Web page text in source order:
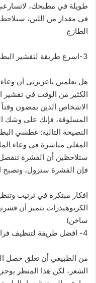
طويلة في مطبخك،
في مقدار من اللبن،
الطازج
3-اسرع طريقة لتقشير البطاطا المسلوقة
هل تعلمين ياعزيزتي أن
الكثير من الوقت في تقشير
الاشخاص الذين يمضون
المسلوقة، فإنك على وشك
النصيحة التالية: غطسي
المغلي مباشرة في وعاء
ستلاحظين أن القشرة
فإن القشرة ستزول، وتصبح
افكار مبتكرة في ترتيب
الكربوهيدرات تتميز أن
ساخن)
4- افضل طريقة لتنظيف فراشي وامشاط الشعر
من الطبيعي أن تعلق خصل
الشعر، لكن هذا المنظر